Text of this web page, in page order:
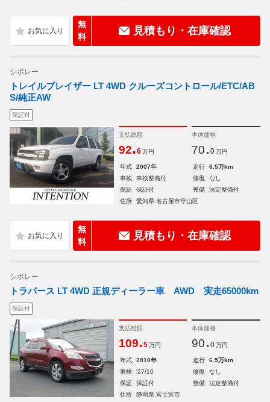
無
料
見積もり・在庫確認
シボレー
トレイルブレイザー LT 4WD クルーズコントロール/ETC/AB
S/純正AW
保証付
支払総額
92.6 万円
本体価格
70. 0 万円
年式 2007年 走行
6.5万km
車検
車検整備付 修復
なし
保証
保証付 整備
法定整備付
住所
愛知県 名古屋市守山区
無
料
見積もり・在庫確認
シボレー
トラバース LT 4WD 正規ディーラー車 AWD 実走65000km
保証付
支払総額
109.5 万円
本体価格
90. 0 万円
年式 2010年 走行
6.5万km
車検
'27/10 修復
なし
保証
保証付 整備
法定整備付
住所
静岡県 富士宮市